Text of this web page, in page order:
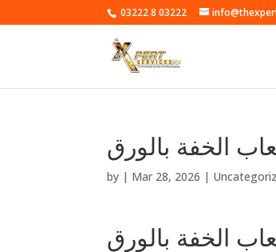
03222 8 03222
الخفة بالورق
by | Mar 28, 2026 |
الخفة بالورق